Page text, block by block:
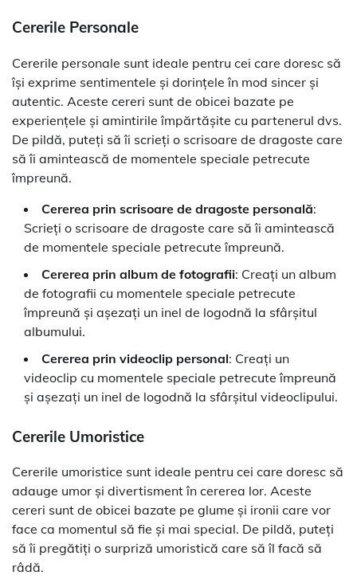
Cererile Personale
Cererile personale sunt ideale pentru cei care doresc să
își exprime sentimentele și dorințele în mod sincer și
autentic. Aceste cereri sunt de obicei bazate pe
experiențele și amintirile împărtășite cu partenerul dvs.
De pildă, puteți să îi scrieți o scrisoare de dragoste care
să îi amintească de momentele speciale petrecute
împreună.
Cererea prin scrisoare de dragoste personală:
Scrieți o scrisoare de dragoste care să îi amintească
de momentele speciale petrecute împreună.
Cererea prin album de fotografii: Creați un album
de fotografii cu momentele speciale petrecute
împreună și așezați un inel de logodnă la sfârșitul
albumului.
Cererea prin videoclip personal: Creați un
videoclip cu momentele speciale petrecute împreună
și așezați un inel de logodnă la sfârșitul videoclipului.
Cererile Umoristice
Cererile umoristice sunt ideale pentru cei care doresc să
adauge umor și divertisment în cererea lor. Aceste
cereri sunt de obicei bazate pe glume și ironii care vor
face ca momentul să fie și mai special. De pildă, puteți
să îi pregătiți o surpriză umoristică care să îl facă să
râdă.